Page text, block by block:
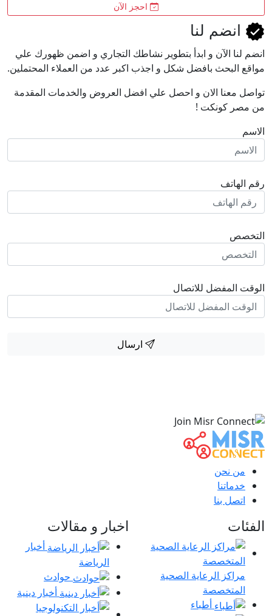
احجز الآن
انضم لنا
انضم لنا اﻵن و ابدأ بتطوير نشاطك التجاري و اضمن ظهورك علي
مواقع البحث بافضل شكل و اجذب اكبر عدد من العملاء المحتملين.
تواصل معنا الان و احصل علي افضل العروض والخدمات المقدمة
من مصر كونكت !
الاسم
رقم الهاتف
التخصص
الوقت المفضل للاتصال
ارسال
من نحن
خدماتنا
اتصل بنا
الفئات
مراكز الرعاية الصحية
المتخصصة
أطباء
اخبار و مقالات
أخبار
الرياضة
حوادث
أخبار دينية